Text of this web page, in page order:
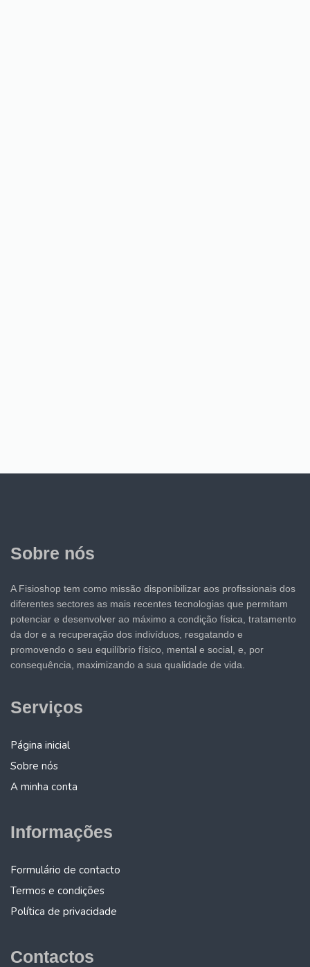
Sobre nós
A Fisioshop tem como missão disponibilizar aos profissionais dos
diferentes sectores as mais recentes tecnologias que permitam
potenciar e desenvolver ao máximo a condição física, tratamento
da dor e a recuperação dos indivíduos, resgatando e
promovendo o seu equilíbrio físico, mental e social, e, por
consequência, maximizando a sua qualidade de vida.
Serviços
Página inicial
Sobre nós
A minha conta
Informações
Formulário de contacto
Termos e condições
Política de privacidade
Contactos